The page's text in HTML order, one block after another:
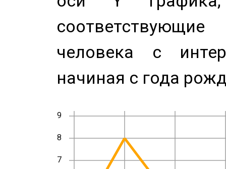
человека с
начиная с года